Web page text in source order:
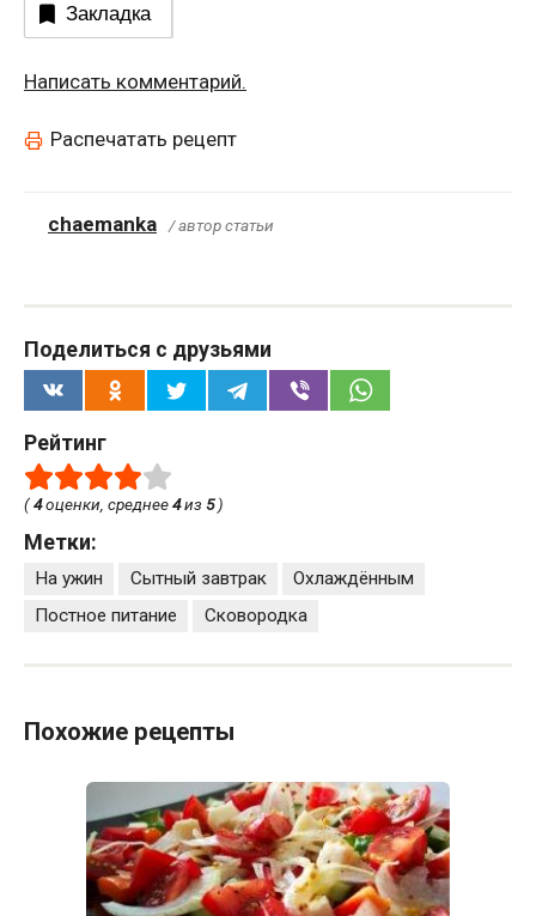
Закладка
Написать комментарий.
Распечатать рецепт
chaemanka / автор статьи
Поделиться с друзьями
Рейтинг
(4оценки, среднее4из 5)
Метки:
На ужин Сытный завтрак
Охлаждённым
Постное питание
Сковородка
Похожие рецепты